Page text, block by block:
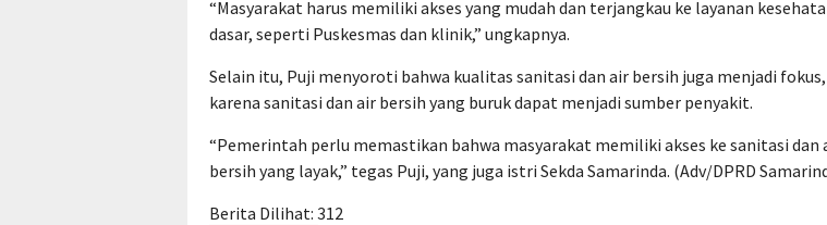
“Masyarakat harus memiliki akses yang mudah dan terjangkau ke layanan
dasar, seperti Puskesmas dan klinik,” ungkapnya.
Selain itu, Puji menyoroti bahwa kualitas sanitasi dan air bersih juga menjadi fokus,
karena sanitasi dan air bersih yang buruk dapat menjadi sumber penyakit.
“Pemerintah perlu memastikan bahwa masyarakat memiliki akses ke sanitasi dan
bersih yang layak,” tegas Puji, yang juga istri Sekda Samarinda. (Adv/DPRD
Berita Dilihat: 312